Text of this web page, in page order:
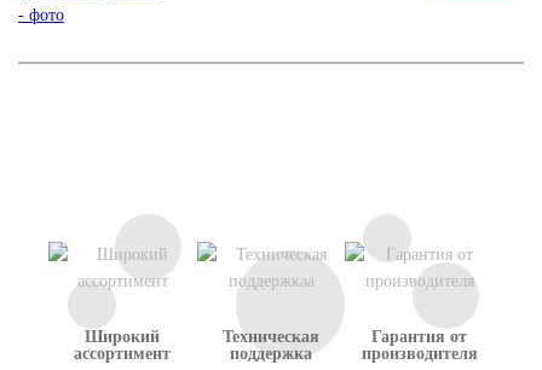
Широкий
ассортимент
Техническая
поддержка
Гарантия от
производителя